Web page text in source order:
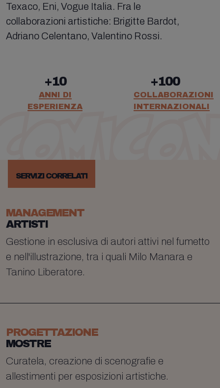
Texaco, Eni, Vogue Italia. Fra le
collaborazioni artistiche: Brigitte Bardot,
Adriano Celentano, Valentino Rossi.
+10
ANNI DI
ESPERIENZA
+100
COLLABORAZIONI
INTERNAZIONALI
SERVIZI CORRELATI
MANAGEMENT
ARTISTI
Gestione in esclusiva di autori attivi nel fumetto
e nell'illustrazione, tra i quali Milo Manara e
Tanino Liberatore.
PROGETTAZIONE
MOSTRE
Curatela, creazione di scenografie e
allestimenti per esposizioni artistiche.